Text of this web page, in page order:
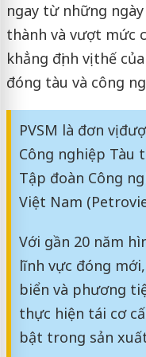
ngay từ những
thành và vượt mức
khẳng định vị thế
đóng tàu và công
PVSM là đơn vị
Công nghiệp Tàu
Tập đoàn Công
Việt Nam
Với gần 20 năm
lĩnh vực đóng
biển và phương
thực hiện tái cơ
bật trong sản